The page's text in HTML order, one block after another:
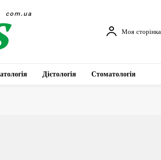
com.ua
Моя сторінка
Дієтологія Стоматологія